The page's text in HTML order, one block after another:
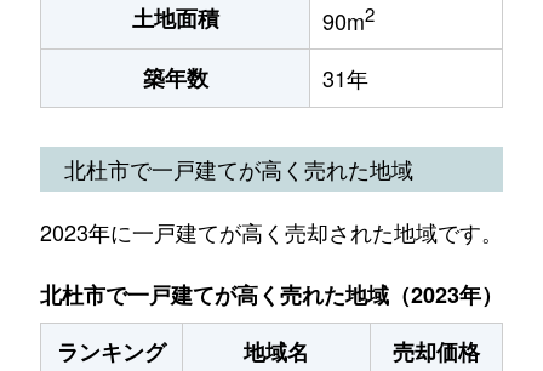
土地面積 90m2
築年数 31年
北杜市で一戸建てが高く売れた地域
2023年に一戸建てが高く売却された地域です。
北杜市で一戸建てが高く売れた地域（2023年）
ランキング
地域名
売却価格